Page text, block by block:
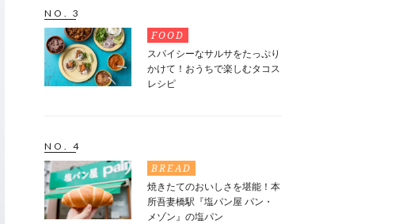
NO. 3
FOOD
スパイシーなサルサをたっぷり
かけて！おうちで楽しむタコス
レシピ
NO. 4
BREAD
焼きたてのおいしさを堪能！本
所吾妻橋駅『塩パン屋 パン・
メゾン』の塩パン